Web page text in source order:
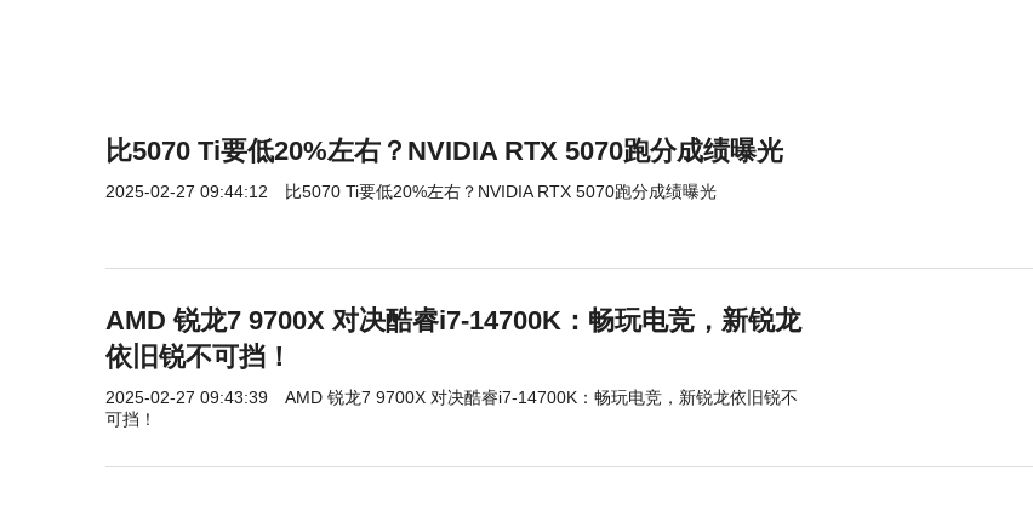
比5070 Ti要低20%左右？NVIDIA RTX 5070跑分成绩曝光
2025-02-27 09:44:12 比5070 Ti要低20%左右？NVIDIA RTX 5070跑分成绩曝光
AMD 锐龙7 9700X 对决酷睿i7-14700K：畅玩电竞，新锐龙
依旧锐不可挡！
2025-02-27 09:43:39
AMD 锐龙7 9700X 对决酷睿i7-14700K：畅玩电竞，新锐龙依旧锐不
可挡！